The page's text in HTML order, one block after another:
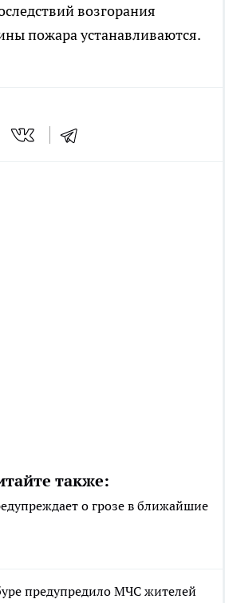
возгорания
пожара устанавливаются.
также:
о грозе в ближайшие
предупредило МЧС жителей